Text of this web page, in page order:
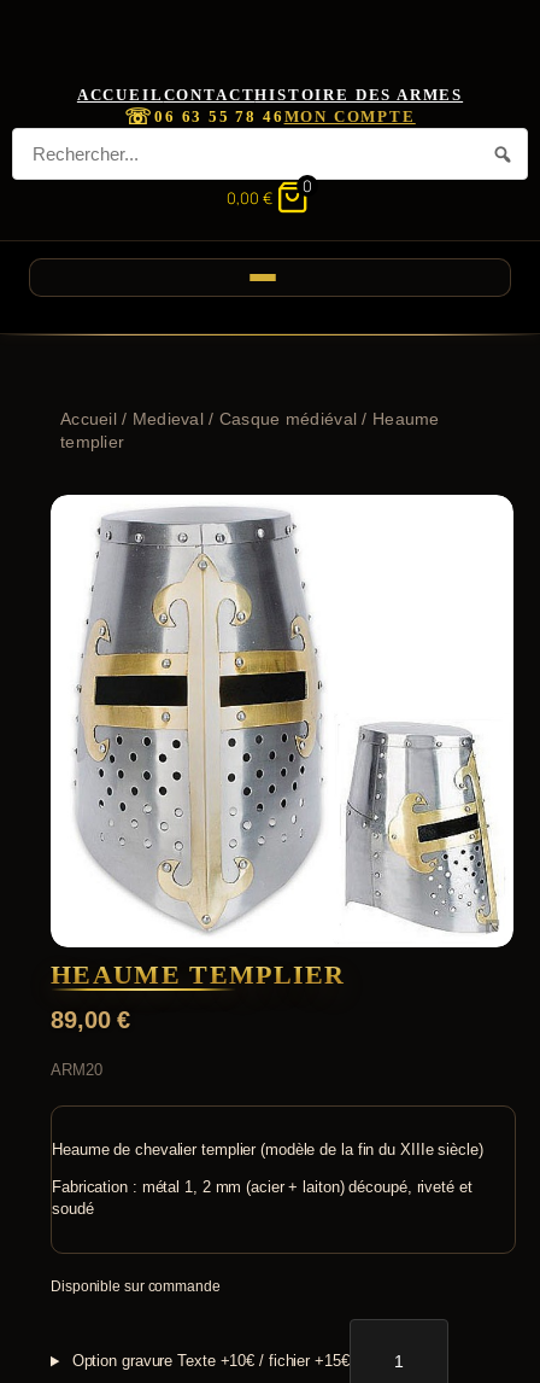
ACCUEIL CONTACTHISTOIRE DES ARMES
☏06 63 55 78 46 MON COMPTE
0,00 €
0
Accueil/ Medieval / Casque médiéval / Heaume
templier
HEAUME TEMPLIER
89,00€
ARM20
Heaume de chevalier templier (modèle de la fin du XIIIe siècle)
Fabrication : métal 1, 2 mm (acier + laiton) découpé, riveté et
soudé
Disponible sur commande
Option gravure Texte +10€ / fichier +15€
quantité
de
Heaume